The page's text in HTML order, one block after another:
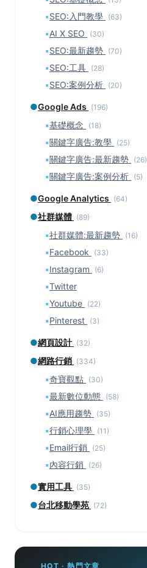
▪SEO:入門教學 (63)
▪AI X SEO (30)
▪SEO:最新趨勢 (70)
▪SEO:工具 (28)
▪SEO:案例分析 (20)
●Google Ads (196)
▪基礎概念 (18)
▪關鍵字廣告:教學 (25)
▪關鍵字廣告:最新趨勢 (26)
▪關鍵字廣告:案例分析 (5)
●Google Analytics (64)
●社群媒體 (89)
▪社群媒體:最新趨勢 (16)
▪Facebook (33)
▪Instagram (6)
▪Twitter
▪Youtube (22)
▪Pinterest (3)
●網頁設計 (32)
●網路行銷 (334)
▪奇寶觀點 (30)
▪最新數位動態 (58)
▪AI應用趨勢 (35)
▪行銷心理學 (11)
▪Email行銷 (25)
▪內容行銷 (26)
●實用工具 (35)
●台北移動學苑 (72)
HOT · 熱門文章